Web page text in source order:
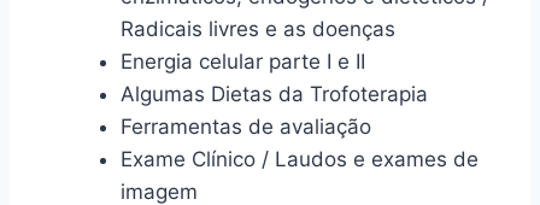
Radicais livres e as doenças
Energia celular parte I e II
Algumas Dietas da Trofoterapia
Ferramentas de avaliação
Exame Clínico / Laudos e exames de
imagem